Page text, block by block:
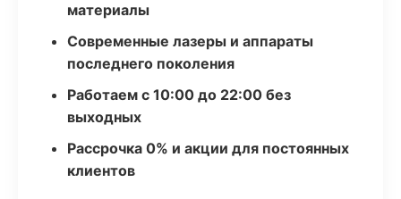
материалы
Современные лазеры и аппараты
последнего поколения
Работаем с 10:00 до 22:00 без
выходных
Рассрочка 0% и акции для постоянных
клиентов